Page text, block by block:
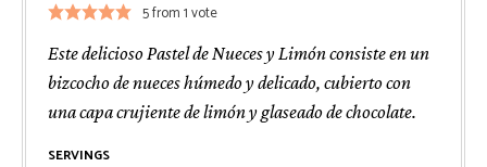
5from 1 vote
Este delicioso Pastel de Nueces y Limón consiste en un
bizcocho de nueces húmedo y delicado, cubierto con
una capa crujiente de limón y glaseado de chocolate.
SERVINGS